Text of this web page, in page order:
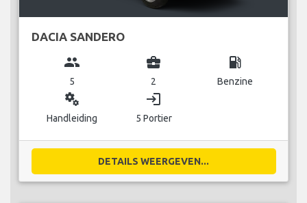
DACIA SANDERO
group
5
business_center
2
local_gas_station
Benzine
miscellaneous_services
Handleiding
login
5 Portier
DETAILS WEERGEVEN...